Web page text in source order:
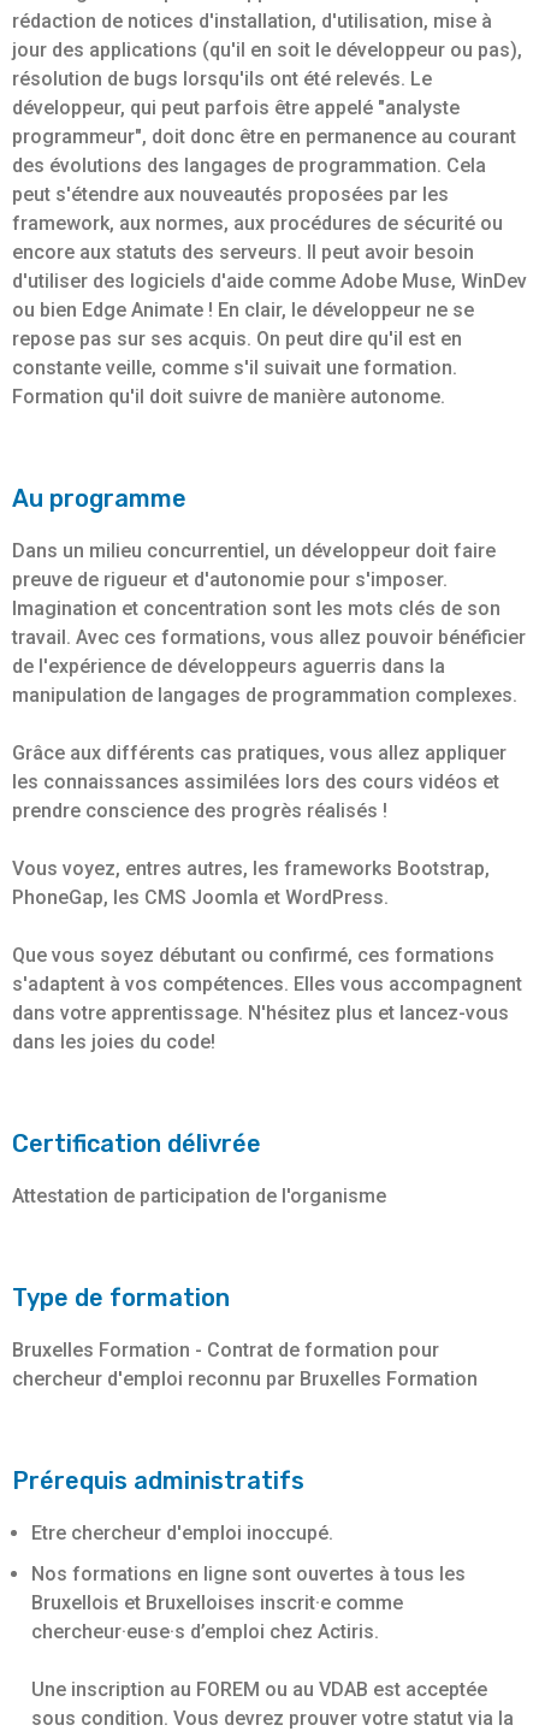
rédaction de notices d'installation, d'utilisation, mise à
jour des applications (qu'il en soit le développeur ou pas),
résolution de bugs lorsqu'ils ont été relevés. Le
développeur, qui peut parfois être appelé "analyste
programmeur", doit donc être en permanence au courant
des évolutions des langages de programmation. Cela
peut s'étendre aux nouveautés proposées par les
framework, aux normes, aux procédures de sécurité ou
encore aux statuts des serveurs. Il peut avoir besoin
d'utiliser des logiciels d'aide comme Adobe Muse, WinDev
ou bien Edge Animate ! En clair, le développeur ne se
repose pas sur ses acquis. On peut dire qu'il est en
constante veille, comme s'il suivait une formation.
Formation qu'il doit suivre de manière autonome.
Au programme
Dans un milieu concurrentiel, un développeur doit faire
preuve de rigueur et d'autonomie pour s'imposer.
Imagination et concentration sont les mots clés de son
travail. Avec ces formations, vous allez pouvoir bénéficier
de l'expérience de développeurs aguerris dans la
manipulation de langages de programmation complexes.
Grâce aux différents cas pratiques, vous allez appliquer
les connaissances assimilées lors des cours vidéos et
prendre conscience des progrès réalisés !
Vous voyez, entres autres, les frameworks Bootstrap,
PhoneGap, les CMS Joomla et WordPress.
Que vous soyez débutant ou confirmé, ces formations
s'adaptent à vos compétences. Elles vous accompagnent
dans votre apprentissage. N'hésitez plus et lancez-vous
dans les joies du code!
Certification délivrée
Attestation de participation de l'organisme
Type de formation
Bruxelles Formation - Contrat de formation pour
chercheur d'emploi reconnu par Bruxelles Formation
Prérequis administratifs
Etre chercheur d'emploi inoccupé.
Nos formations en ligne sont ouvertes à tous les
Bruxellois et Bruxelloises inscrit·e comme
chercheur·euse·s d’emploi chez Actiris.
Une inscription au FOREM ou au VDAB est acceptée
sous condition. Vous devrez prouver votre statut via la